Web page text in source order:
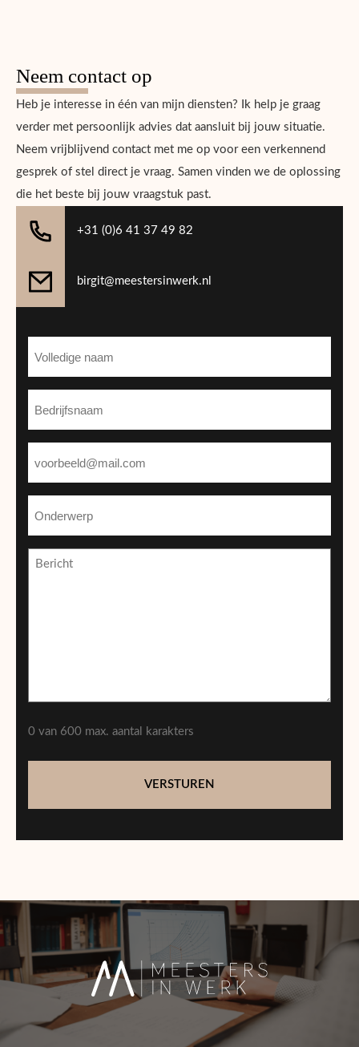
Neem contact op
Heb je interesse in één van mijn diensten? Ik help je graag
verder met persoonlijk advies dat aansluit bij jouw situatie.
Neem vrijblijvend contact met me op voor een verkennend
gesprek of stel direct je vraag. Samen vinden we de oplossing
die het beste bij jouw vraagstuk past.
+31 (0)6 41 37 49 82
birgit@meestersinwerk.nl
Bericht
0 van 600 max. aantal karakters